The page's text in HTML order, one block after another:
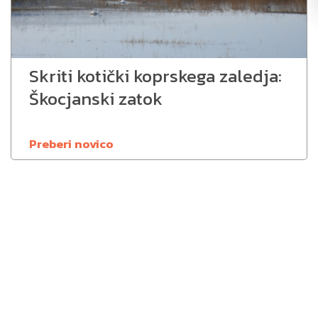
Skriti kotički koprskega zaledja:
Škocjanski zatok
Preberi novico